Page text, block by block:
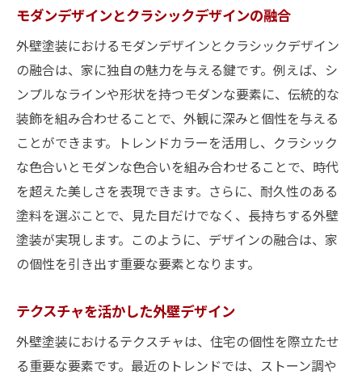
モダンデザインとクラシックデザインの融合
外壁塗装におけるモダンデザインとクラシックデザイン
の融合は、家に独自の魅力を与える鍵です。例えば、シ
ンプルなラインや形状を持つモダンな要素に、伝統的な
装飾を組み合わせることで、外観に深みと個性を与える
ことができます。トレンドカラーを活用し、クラシック
な色合いとモダンな色合いを組み合わせることで、時代
を超えた美しさを表現できます。さらに、耐久性のある
塗料を選ぶことで、見た目だけでなく、長持ちする外壁
塗装が実現します。このように、デザインの融合は、家
の個性を引き出す重要な要素となります。
テクスチャを活かした外壁デザイン
外壁塗装におけるテクスチャは、住宅の個性を際立たせ
る重要な要素です。最近のトレンドでは、ストーン調や